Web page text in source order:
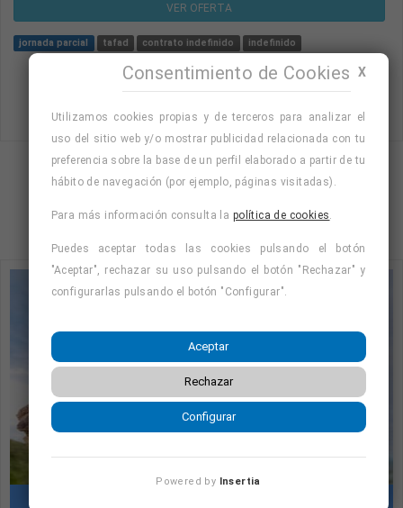
VER OFERTA
jornada parcial tafad contrato indefinido indefinido
Mostrando página 136 de 145 (Total 577)
1 … 135 136 137 138 … 145
X
Consentimiento de Cookies
Utilizamos cookies propias y de terceros para analizar el
uso del sitio web y/o mostrar publicidad relacionada con tu
preferencia sobre la base de un perfil elaborado a partir de tu
hábito de navegación (por ejemplo, páginas visitadas).
Para más información consulta la política de cookies
Puedes aceptar todas las cookies pulsando el botón
"Aceptar", rechazar su uso pulsando el botón "Rechazar" y
configurarlas pulsando el botón "Configurar".
Aceptar
Rechazar
Configurar
Powered by Insertia